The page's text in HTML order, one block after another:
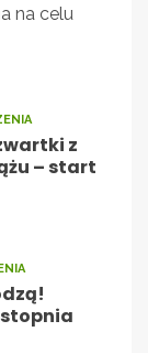
na celu
z
– start
stopnia